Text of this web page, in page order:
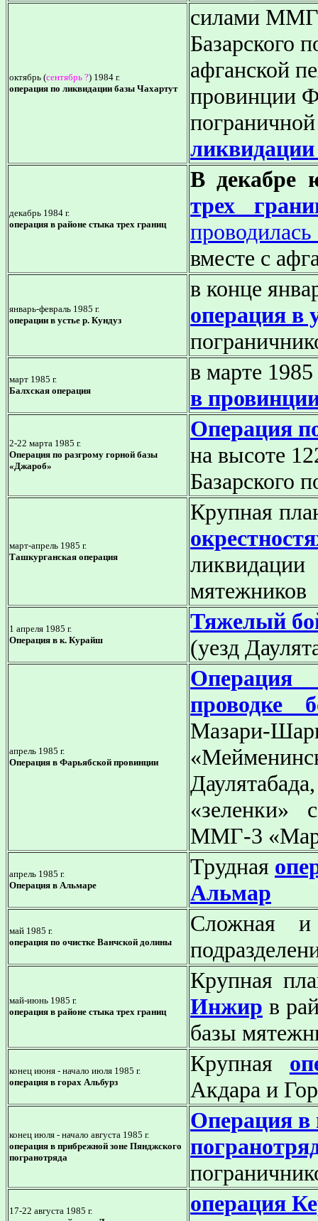
октябрь (сентябрь ?) 1984 г.
операция по ликвидации базы Чахартут
силами
Базарского
афганской
провинции
декабрь 1984 г.
операция в районе стыка трех границ
В декабре
трех
вместе с
январь-февраль 1985 г.
операции в устье р. Кундуз
в конце
операция в
март 1985 г.
Балхская операция
в марте
в
2-22 марта 1985 г.
Операция по разгрому горной базы
«Джароб»
Операция
на высоте
Базарского
март-апрель 1985 г.
Ташкурганская операция
Крупная
мятежников
1 апреля 1985 г.
Операция в к. Курайш
Тяжелый
(уезд
апрель 1985 г.
Операция в Фарьябской провинции
проводке
Мазари-
ММГ-3
апрель 1985 г.
Операция в Альмаре
Трудная
Альмар
май 1985 г.
операция по очистке Ванчской долины
Сложная
май-июнь 1985 г.
операция в районе стыка трех границ
Крупная
Инжир в
базы
конец июня - начало июля 1985 г.
операция в горах Альбурз
Крупная
Акдара и
конец июля - начало августа 1985 г.
операция в прибрежной зоне Пянджского
погранотряда
Операция в
17-22 августа 1985 г.
операция